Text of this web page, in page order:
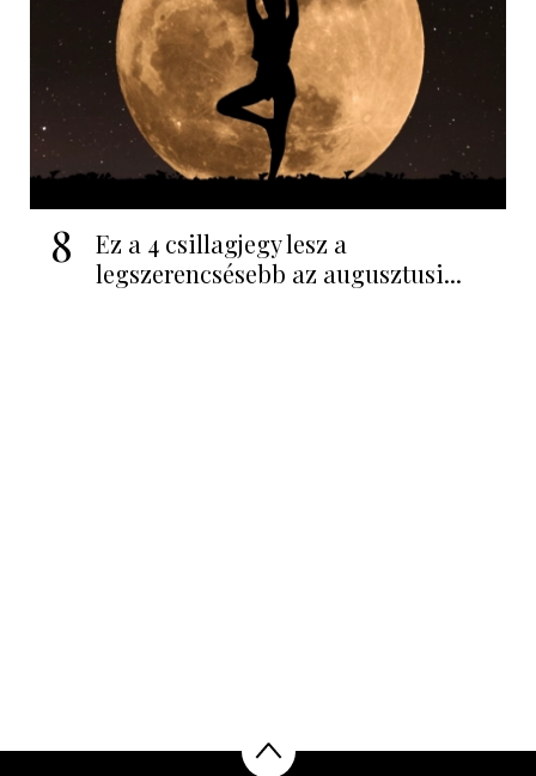
8
Ez a 4 csillagjegy lesz a
legszerencsésebb az augusztusi...